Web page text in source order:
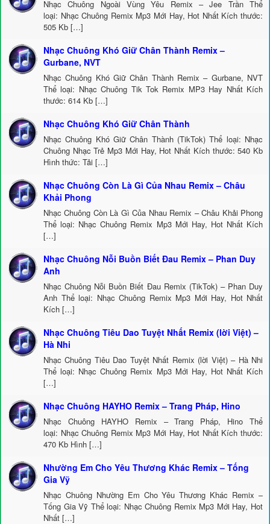
Nhạc Chuông Ngoài Vùng Yêu Remix – Jee Trần Thể
loại: Nhạc Chuông Remix Mp3 Mới Hay, Hot Nhất Kích thước:
505 Kb […]
Nhạc Chuông Khó Giữ Chân Thành Remix –
Gurbane, NVT
Nhạc Chuông Khó Giữ Chân Thành Remix – Gurbane, NVT
Thể loại: Nhạc Chuông Tik Tok Remix MP3 Hay Nhất Kích
thước: 614 Kb […]
Nhạc Chuông Khó Giữ Chân Thành
Nhạc Chuông Khó Giữ Chân Thành (TikTok) Thể loại: Nhạc
Chuông Nhạc Trẻ Mp3 Mới Hay, Hot Nhất Kích thước: 540 Kb
Hình thức: Tải […]
Nhạc Chuông Còn Là Gì Của Nhau Remix – Châu
Khải Phong
Nhạc Chuông Còn Là Gì Của Nhau Remix – Châu Khải Phong
Thể loại: Nhạc Chuông Remix Mp3 Mới Hay, Hot Nhất Kích
[…]
Nhạc Chuông Nỗi Buồn Biết Đau Remix – Phan Duy
Anh
Nhạc Chuông Nỗi Buồn Biết Đau Remix (TikTok) – Phan Duy
Anh Thể loại: Nhạc Chuông Remix Mp3 Mới Hay, Hot Nhất
Kích […]
Nhạc Chuông Tiêu Dao Tuyệt Nhất Remix (lời Việt) –
Hà Nhi
Nhạc Chuông Tiêu Dao Tuyệt Nhất Remix (lời Việt) – Hà Nhi
Thể loại: Nhạc Chuông Remix Mp3 Mới Hay, Hot Nhất Kích
[…]
Nhạc Chuông HAYHO Remix – Trang Pháp, Hino
Nhạc Chuông HAYHO Remix – Trang Pháp, Hino Thể
loại: Nhạc Chuông Remix Mp3 Mới Hay, Hot Nhất Kích thước:
470 Kb Hình […]
Nhường Em Cho Yêu Thương Khác Remix – Tống
Gia Vỹ
Nhạc Chuông Nhường Em Cho Yêu Thương Khác Remix –
Tống Gia Vỹ Thể loại: Nhạc Chuông Remix Mp3 Mới Hay, Hot
Nhất […]